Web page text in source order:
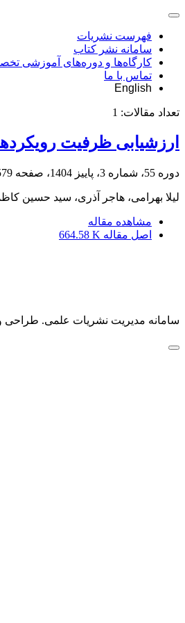
فهرست نشریات
سامانه نشر کتاب
کارگاه‌ها و دوره‌های آموزشی
تماس با ما
English
تعداد مقالات: 1
ارزشیابی ظرفیت
دوره 55، شماره 3، پاییز 1404، صفحه 1606
لیلا بهرامی، هاجر آذری، سید حسین
مشاهده مقاله
اصل مقاله 664.58 K
سامانه مدیریت نشریات علمی. طراحی و